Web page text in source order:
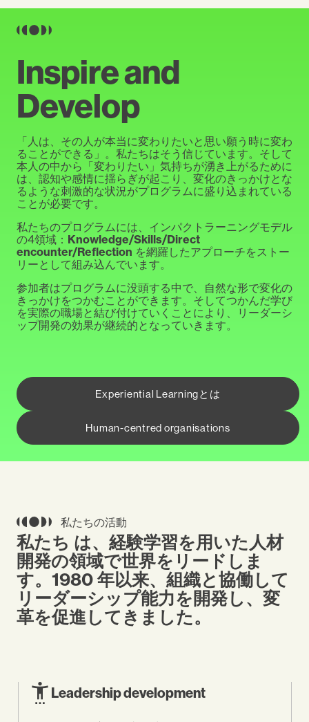
Inspire and
Develop
「人は、その人が本当に変わりたいと思い願う時に変わ
ることができる」。私たちはそう信じています。そして
本人の中から「変わりたい」気持ちが湧き上がるために
は、認知や感情に揺らぎが起こり、変化のきっかけとな
るような刺激的な状況がプログラムに盛り込まれている
ことが必要です。
私たちのプログラムには、インパクトラーニングモデル
の4領域： Knowledge/Skills/Direct
encounter/Reflection を網羅したアプローチをストー
リーとして組み込んでいます。
参加者はプログラムに没頭する中で、自然な形で変化の
きっかけをつかむことができます。そしてつかんだ学び
を実際の職場と結び付けていくことにより、リーダーシ
ップ開発の効果が継続的となっていきます。
Experiential Learningとは
Human-centred organisations
私たちの活動
私たち は、経験学習を用いた人材
開発の領域で世界をリードしま
す。1980 年以来、組織と協働して
リーダーシップ能力を開発し、変
革を促進してきました。
settings_accessibility Leadership development